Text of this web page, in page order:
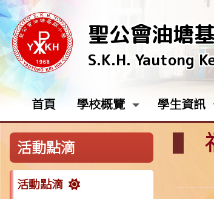
聖公會油塘
S.K.H. Yautong
首頁 學校概覽 學生資訊
活動點滴
活動點滴